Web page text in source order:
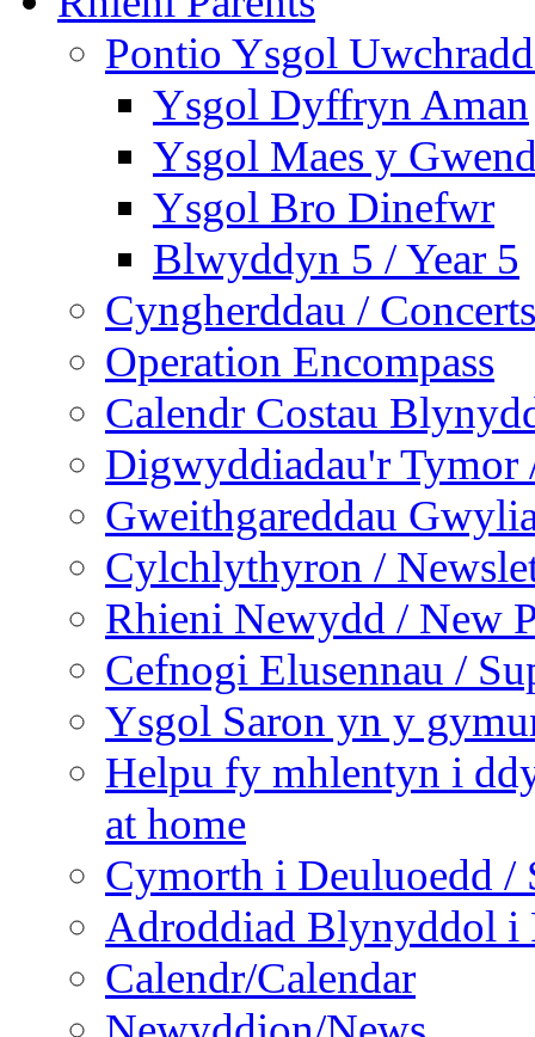
Pontio Ysgol
Ysgol Dyffryn Aman
Ysgol Maes y
Ysgol Bro Dinefwr
Blwyddyn 5 / Year 5
Cyngherddau / Concerts
Operation Encompass
Calendr Costau
Digwyddiadau'r Tymor
Gweithgareddau
Cylchlythyron /
Rhieni Newydd / New
Cefnogi Elusennau /
Ysgol Saron yn y
Helpu fy mhlentyn i
at home
Cymorth i Deuluoedd /
Adroddiad Blynyddol i
Calendr/Calendar